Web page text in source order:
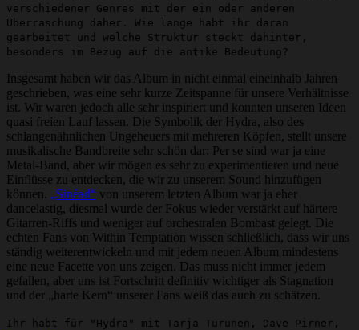
verschiedener Genres mit der ein oder anderen
Überraschung daher. Wie lange habt ihr daran
gearbeitet und welche Struktur steckt dahinter,
besonders im Bezug auf die antike Bedeutung?
Insgesamt haben wir das Album in nicht einmal eineinhalb Jahren
geschrieben, was eine sehr kurze Zeitspanne für unsere Verhältnisse
ist. Wir waren jedoch alle sehr inspiriert und konnten unseren Ideen
quasi freien Lauf lassen. Die Symbolik der Hydra, also des
schlangenähnlichen Ungeheuers mit mehreren Köpfen, stellt unsere
musikalische Bandbreite sehr schön dar: Per se sind war ja eine
Metal-Band, aber wir mögen es sehr zu experimentieren und neue
Einflüsse zu entdecken, die wir zu unserem Sound hinzufügen
können. „Sinéad“ von unserem letzten Album war ja eher
dancelastig, diesmal wurde der Fokus wieder verstärkt auf härtere
Gitarren-Riffs und weniger auf orchestralen Bombast gelegt. Die
echten Fans von Within Temptation wissen schließlich, dass wir uns
ständig weiterentwickeln und mit jedem neuen Album mindestens
eine neue Facette von uns zeigen. Das muss nicht immer jedem
gefallen, aber uns ist Fortschritt definitiv wichtiger als Stagnation
und der „harte Kern“ unserer Fans weiß das auch zu schätzen.
Ihr habt für "Hydra" mit Tarja Turunen, Dave Pirner,